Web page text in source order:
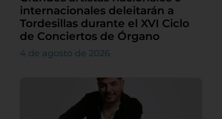
internacionales deleitarán a
Tordesillas durante el XVI Ciclo
de Conciertos de Órgano
4 de agosto de 2026